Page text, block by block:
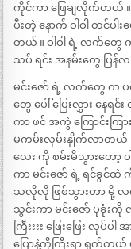
ကိုင်ကာ ဖြေချလိုက်တယ် ။
ပီးတဲ့ နောက် ဝါဝါ တင်ပါ
တယ် ။ ဝါဝါ ရဲ့ လက်တွေ
သပ် ရင်း အနမ်းတွေ ပြန်
မင်းဇော် ရဲ့ လက်တွေ က ပင်
တွေ ပေါ် ပြေးလွှား နေ
ကာ ဖင် အကွဲ ကြောင်းကြ
မကမ်းလှမ်းနှိုက်လာတယ် ။
လေး ကို စမ်းမိသွားတော့
ကာ မင်းဇော် ရဲ့ ရင်ခွင်ထဲ
သလိုလို ဖြစ်သွားတာ မို့ လ
သွင်းကာ မင်းဇော် ပုခုံး
ကြီးးးး ဖြေးဖြေး လုပ်ပ
ပြောနဲ့ကိုကြီးရာ ရှက်တယ်